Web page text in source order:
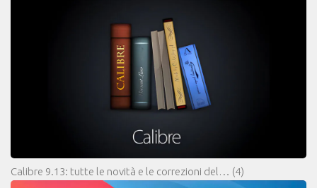
Calibre 9.13: tutte le novità e le correzioni del… (4)